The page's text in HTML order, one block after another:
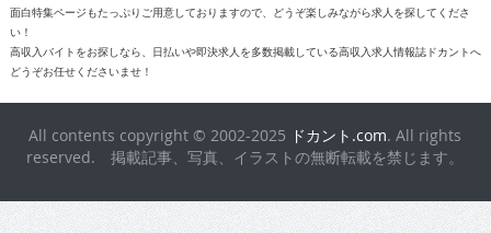
面白特集ページもたっぷりご用意しておりますので、どうぞ楽しみながら求人を探してくださ
い！
高収入バイトをお探しなら、日払いや即決求人を多数掲載している高収入求人情報誌ドカントへ
どうぞお任せくださいませ！
All contents copyright © 2002-2025 ドカント.com. All rights
reserved. 掲載記事、写真、イラストの無断転載を禁じます。